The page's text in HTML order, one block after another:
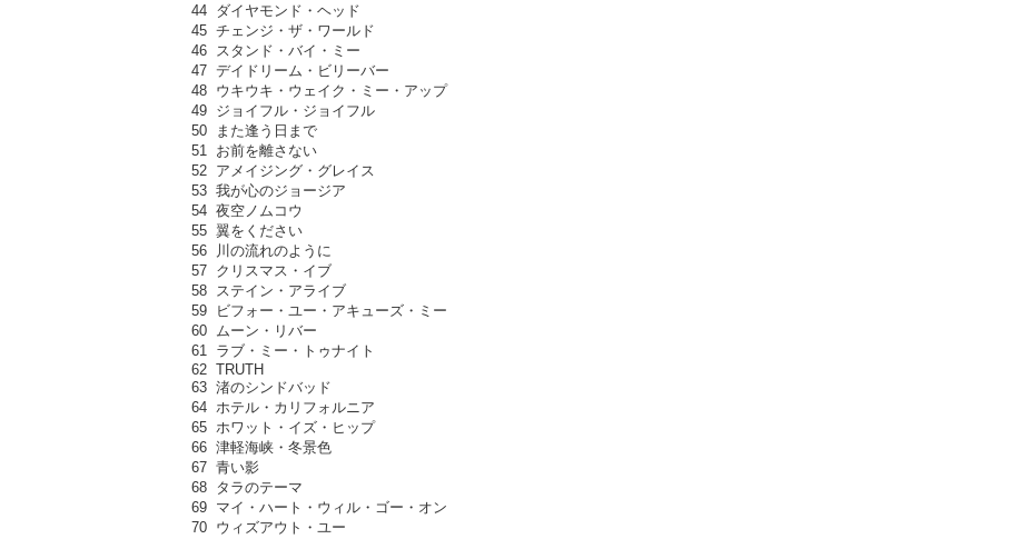
44 ダイヤモンド・ヘッド
45 チェンジ・ザ・ワールド
46 スタンド・バイ・ミー
47 デイドリーム・ビリーバー
48 ウキウキ・ウェイク・ミー・アップ
49 ジョイフル・ジョイフル
50 また逢う日まで
51 お前を離さない
52 アメイジング・グレイス
53 我が心のジョージア
54 夜空ノムコウ
55 翼をください
56 川の流れのように
57 クリスマス・イブ
58 ステイン・アライブ
59 ビフォー・ユー・アキューズ・ミー
60 ムーン・リバー
61 ラブ・ミー・トゥナイト
62 TRUTH
63 渚のシンドバッド
64 ホテル・カリフォルニア
65 ホワット・イズ・ヒップ
66 津軽海峡・冬景色
67 青い影
68 タラのテーマ
69 マイ・ハート・ウィル・ゴー・オン
70 ウィズアウト・ユー